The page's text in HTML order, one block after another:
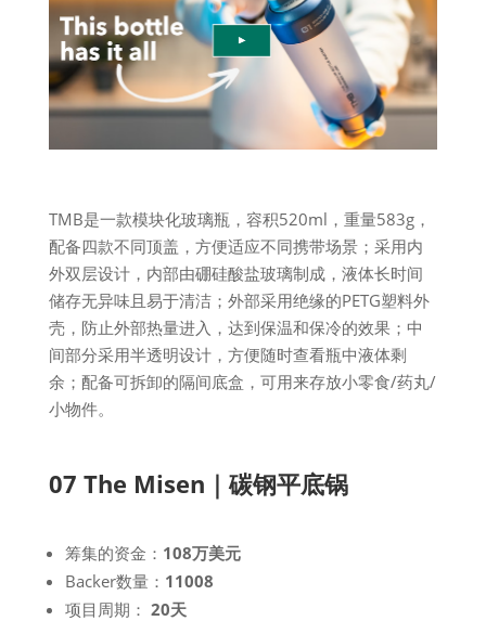
TMB是一款模块化玻璃瓶，容积520ml，重量583g，
配备四款不同顶盖，方便适应不同携带场景；采用内
外双层设计，内部由硼硅酸盐玻璃制成，液体长时间
储存无异味且易于清洁；外部采用绝缘的PETG塑料外
壳，防止外部热量进入，达到保温和保冷的效果；中
间部分采用半透明设计，方便随时查看瓶中液体剩
余；配备可拆卸的隔间底盒，可用来存放小零食/药丸/
小物件。
07 The Misen｜碳钢平底锅
筹集的资金： 108万美元
Backer数量： 11008
项目周期： 20天